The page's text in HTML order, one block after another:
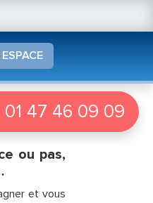
01 47 46 09 09
ou pas,
et vous